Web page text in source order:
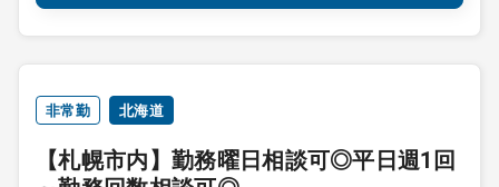
非常勤 北海道
【札幌市内】勤務曜日相談可◎平日週1回